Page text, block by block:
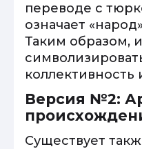
переводе с
означает
Таким образом,
Версия №2:
Существует